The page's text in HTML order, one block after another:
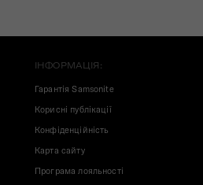
ІНФОРМАЦІЯ:
Гарантія Samsonite
Корисні публікації
Конфіденційність
Карта сайту
Програма лояльності